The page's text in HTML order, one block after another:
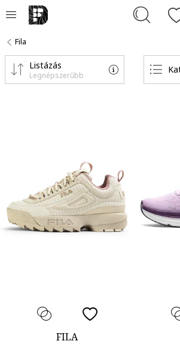
Fila
Listázás
Legnépszerűbb
FILA